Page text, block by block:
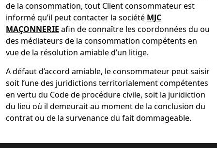
de la consommation, tout Client consommateur est
informé qu’il peut contacter la société MJC
MAÇONNERIE afin de connaître les coordonnées du ou
des médiateurs de la consommation compétents en
vue de la résolution amiable d’un litige.
A défaut d’accord amiable, le consommateur peut saisir
soit l’une des juridictions territorialement compétentes
en vertu du Code de procédure civile, soit la juridiction
du lieu où il demeurait au moment de la conclusion du
contrat ou de la survenance du fait dommageable.